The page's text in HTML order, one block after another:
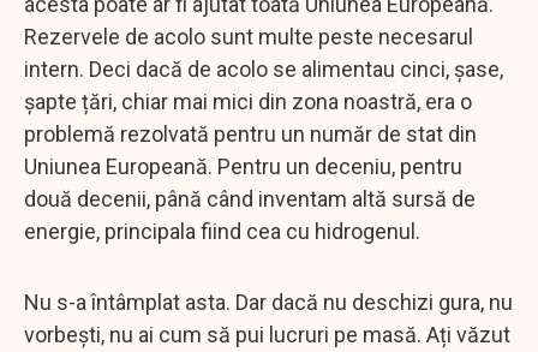
Rezervele de acolo sunt multe peste necesarul
intern. Deci dacă de acolo se alimentau cinci, șase,
șapte țări, chiar mai mici din zona noastră, era o
problemă rezolvată pentru un număr de stat din
Uniunea Europeană. Pentru un deceniu, pentru
două decenii, până când inventam altă sursă de
energie, principala fiind cea cu hidrogenul.
Nu s-a întâmplat asta. Dar dacă nu deschizi gura, nu
vorbești, nu ai cum să pui lucruri pe masă. Ați văzut